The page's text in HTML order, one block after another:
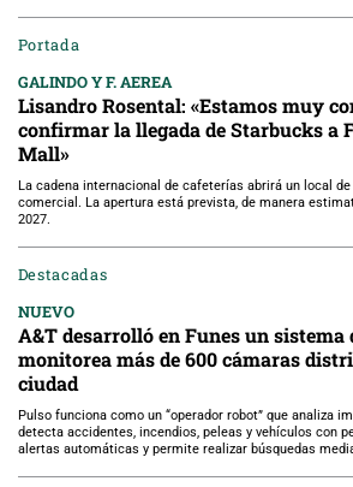
Portada
GALINDO Y F. AEREA
Lisandro Rosental: «Estamos muy
confirmar la llegada de Starbucks a
Mall»
La cadena internacional de cafeterías abrirá un local de
comercial. La apertura está prevista, de manera
2027.
Destacadas
NUEVO
A&T desarrolló en Funes un sistema
monitorea más de 600 cámaras
ciudad
Pulso funciona como un “operador robot” que analiza
detecta accidentes, incendios, peleas y vehículos con
alertas automáticas y permite realizar búsquedas